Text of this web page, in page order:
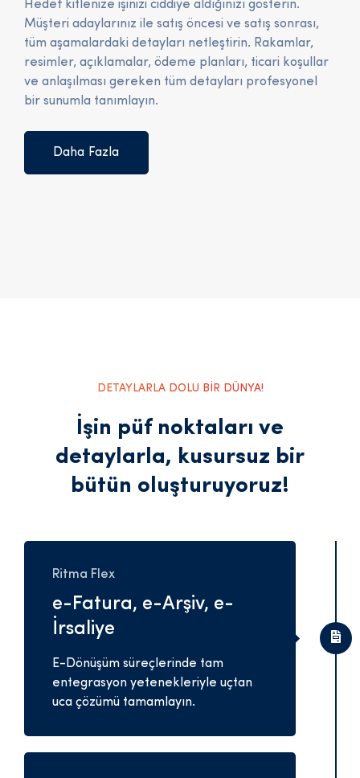
Hedef kitlenize işinizi ciddiye aldığınızı gösterin.
Müşteri adaylarınız ile satış öncesi ve satış sonrası,
tüm aşamalardaki detayları netleştirin. Rakamlar,
resimler, açıklamalar, ödeme planları, ticari koşullar
ve anlaşılması gereken tüm detayları profesyonel
bir sunumla tanımlayın.
Daha Fazla
DETAYLARLA DOLU BİR DÜNYA!
İşin püf noktaları ve
detaylarla, kusursuz bir
bütün oluşturuyoruz!
Ritma Flex
e-Fatura, e-Arşiv, e-
İrsaliye
E-Dönüşüm süreçlerinde tam
entegrasyon yetenekleriyle uçtan
uca çözümü tamamlayın.